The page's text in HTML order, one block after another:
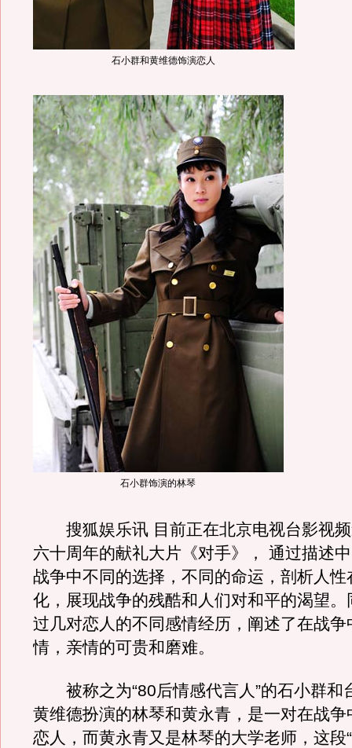
石小群和黄维德饰演恋人
石小群饰演的林琴
搜狐娱乐讯 目前正在北京电视台影视频
六十周年的献礼大片《对手》， 通过描述
战争中不同的选择，不同的命运，剖析人性
化，展现战争的残酷和人们对和平的渴望。
过几对恋人的不同感情经历，阐述了在战争
情，亲情的可贵和磨难。
被称之为“80后情感代言人”的石小群和
黄维德扮演的林琴和黄永青，是一对在战争
恋人，而黄永青又是林琴的大学老师，这段